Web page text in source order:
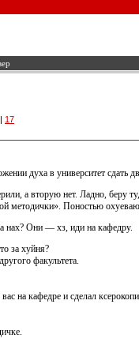
| 17
духа в университет сдать
а вторую нет. Ладно, беру
методички». Поностью
нах? Они — хз, иди на кафедру.
за хуйня?
факультета.
на кафедре и сделал